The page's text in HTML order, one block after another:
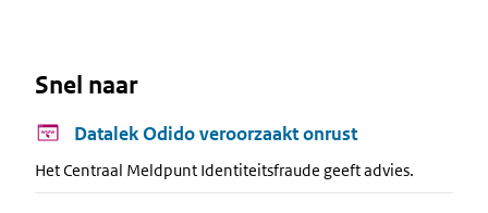
Snel naar
Datalek Odido veroorzaakt onrust
Het Centraal Meldpunt Identiteitsfraude geeft advies.